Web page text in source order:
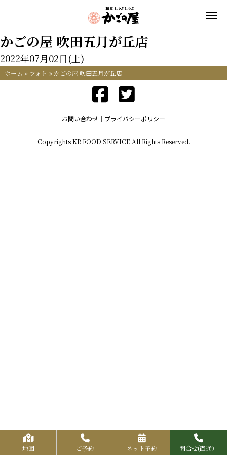
かごの屋 吹田五月が丘店
2022年07月02日(土)
ホーム » フォト » かごの屋 吹田五月が丘店
お問い合わせ プライバシーポリシー
Copyrights KR FOOD SERVICE All Rights Reserved.
地図 ご予約 ネット予約 問合せ(直通）